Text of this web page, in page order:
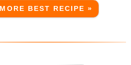
MORE BEST RECIPE »